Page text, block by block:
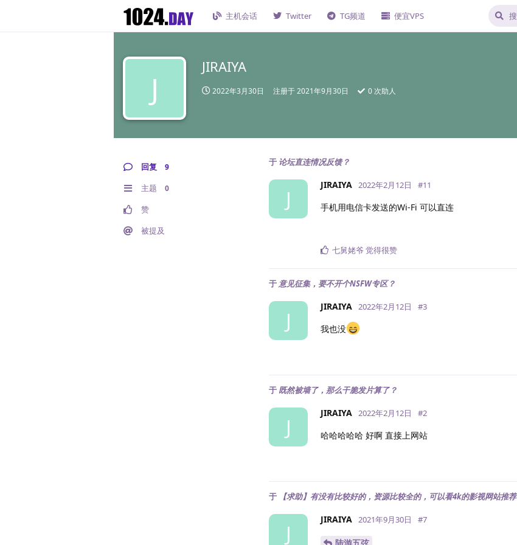
主机会话 Twitter TG频道 便宜VPS
J
JIRAIYA
2022年3月30日 注册于2021年9月30日 0 次助人
回复 9
主题 0
赞
被提及
于 论坛直连情况反馈？
J
JIRAIYA 2022年2月12日 #11
手机用电信卡发送的Wi-Fi 可以直连
七舅姥爷 觉得很赞
于 意见征集，要不开个NSFW专区？
J
JIRAIYA 2022年2月12日 #3
我也没
于 既然被墙了，那么干脆发片算了？
J
JIRAIYA 2022年2月12日 #2
哈哈哈哈哈 好啊 直接上网站
于 【求助】有没有比较好的，资源比较全的，可以看4k的影视网站推荐
J
JIRAIYA 2021年9月30日 #7